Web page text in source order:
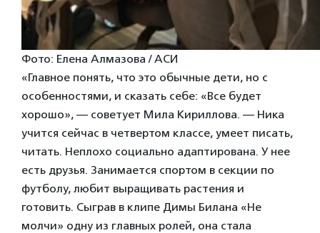
Фото: Елена Алмазова / АСИ
«Главное понять, что это обычные дети, но с
особенностями, и сказать себе: «Все будет
хорошо», — советует Мила Кириллова. — Ника
учится сейчас в четвертом классе, умеет писать,
читать. Неплохо социально адаптирована. У нее
есть друзья. Занимается спортом в секции по
футболу, любит выращивать растения и
готовить. Сыграв в клипе Димы Билана «Не
молчи» одну из главных ролей, она стала